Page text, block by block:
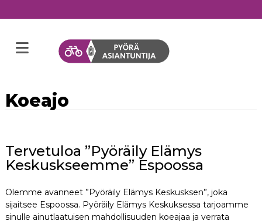
Koeajo
Tervetuloa ”Pyöräily Elämys
Keskuskseemme” Espoossa
Olemme avanneet ”Pyöräily Elämys Keskusksen”, joka
sijaitsee Espoossa. Pyöräily Elämys Keskuksessa tarjoamme
sinulle ainutlaatuisen mahdollisuuden koeajaa ja verrata